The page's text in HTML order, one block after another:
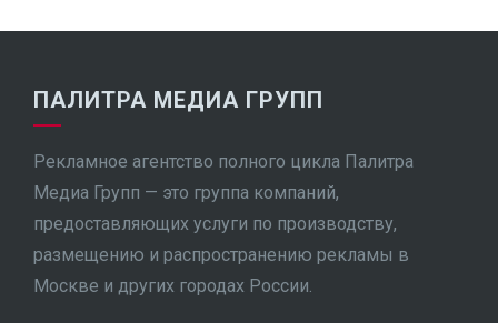
ПАЛИТРА МЕДИА ГРУПП
Рекламное агентство полного цикла Палитра
Медиа Групп — это группа компаний,
предоставляющих услуги по производству,
размещению и распространению рекламы в
Москве и других городах России.